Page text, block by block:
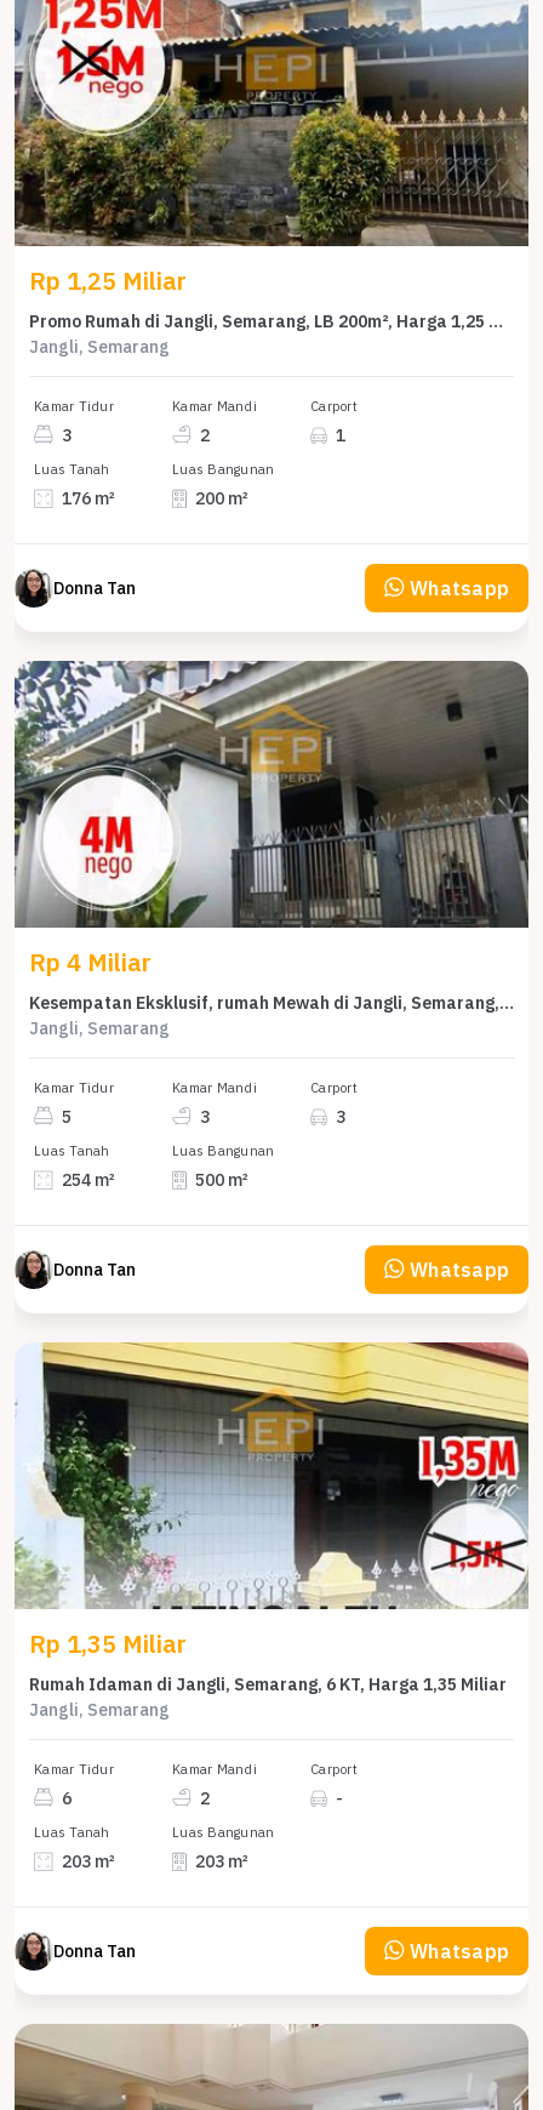
Rp 1,25 Miliar
Promo Rumah di Jangli, Semarang, LB 200m², Harga 1,25 Miliar
Jangli, Semarang
Kamar Tidur
3
Kamar Mandi
2
Carport
1
Luas Tanah
176 m²
Luas Bangunan
200 m²
Donna Tan Whatsapp
Rp 4 Miliar
Kesempatan Eksklusif, rumah Mewah di Jangli, Semarang, LB 500m²
Jangli, Semarang
Kamar Tidur
5
Kamar Mandi
3
Carport
3
Luas Tanah
254 m²
Luas Bangunan
500 m²
Donna Tan Whatsapp
Rp 1,35 Miliar
Rumah Idaman di Jangli, Semarang, 6 KT, Harga 1,35 Miliar
Jangli, Semarang
Kamar Tidur
6
Kamar Mandi
2
Carport
-
Luas Tanah
203 m²
Luas Bangunan
203 m²
Donna Tan Whatsapp